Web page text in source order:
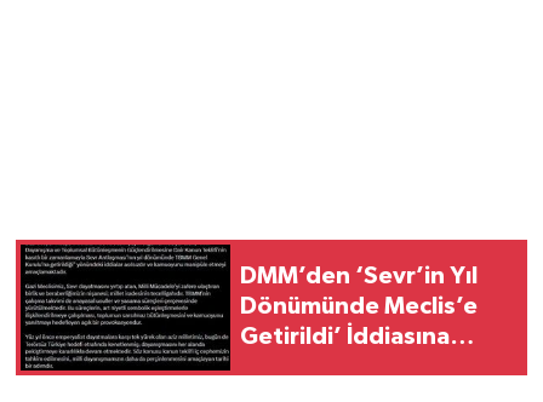
DMM’den ‘Sevr’in Yıl
Dönümünde Meclis’e
Getirildi’ İddiasına